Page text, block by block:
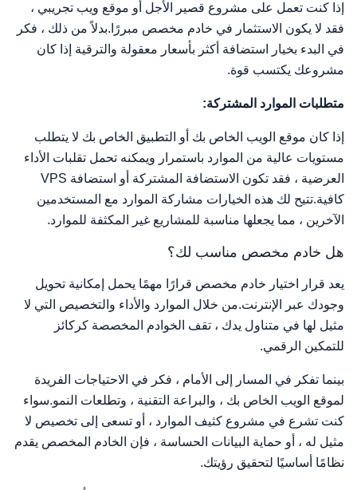
إذا كنت تعمل على مشروع قصير الأجل أو موقع ويب تجريبي ،
فقد لا يكون الاستثمار في خادم مخصص مبررًا.بدلاً من ذلك ، فكر
في البدء بخيار استضافة أكثر بأسعار معقولة والترقية إذا كان
مشروعك يكتسب قوة.
متطلبات الموارد المشتركة:
إذا كان موقع الويب الخاص بك أو التطبيق الخاص بك لا يتطلب
مستويات عالية من الموارد باستمرار ويمكنه تحمل تقلبات الأداء
العرضية ، فقد تكون الاستضافة المشتركة أو استضافة VPS
كافية.تتيح لك هذه الخيارات مشاركة الموارد مع المستخدمين
الآخرين ، مما يجعلها مناسبة للمشاريع غير المكثفة للموارد.
هل خادم مخصص مناسب لك؟
يعد قرار اختيار خادم مخصص قرارًا مهمًا يحمل إمكانية تحويل
وجودك عبر الإنترنت.من خلال الموارد والأداء والتخصيص التي لا
مثيل لها في متناول يدك ، تقف الخوادم المخصصة كركائز
للتمكين الرقمي.
بينما تفكر في المسار إلى الأمام ، فكر في الاحتياجات الفريدة
لموقع الويب الخاص بك ، والبراعة التقنية ، وتطلعات النمو.سواء
كنت تشرع في مشروع كثيف الموارد ، أو تسعى إلى تخصيص لا
مثيل له ، أو حماية البيانات الحساسة ، فإن الخادم المخصص يقدم
نظامًا أساسيًا لتحقيق رؤيتك.